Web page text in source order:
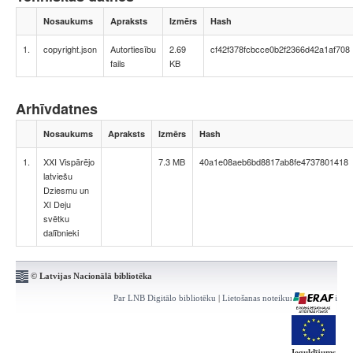
Nosaukums Apraksts Izmērs Hash
1. copyright.json
Autortiesību
fails
2.69
KB
cf42f378fcbcce0b2f2366d42a1af708
Arhīvdatnes
Nosaukums Apraksts Izmērs Hash
1.
XXI Vispārējo
latviešu
Dziesmu un
XI Deju
svētku
dalībnieki
7.3 MB 40a1e08aeb6bd8817ab8fe4737801418
© Latvijas Nacionālā bibliotēka
Par LNB Digitālo bibliotēku | Lietošanas noteikumi | Kontakti